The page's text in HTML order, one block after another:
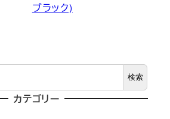
ブラック)
検索
カテゴリー